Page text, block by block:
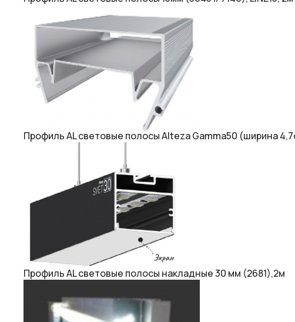
Профиль AL световые полосы Alteza Gamma50 (ширина
Профиль AL световые полосы накладные 30 мм (2681),2м